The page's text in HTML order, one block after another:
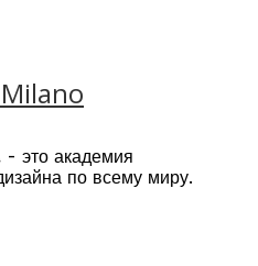
это академия
по всему миру.